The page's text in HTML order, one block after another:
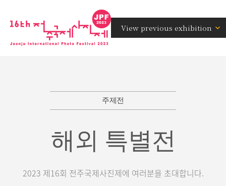
View previous exhibition
주제전
해외 특별전
2023 제16회 전주국제사진제에 여러분을 초대합니다.